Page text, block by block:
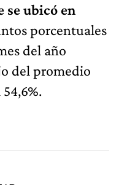
se ubicó en
porcentuales
del año
del promedio